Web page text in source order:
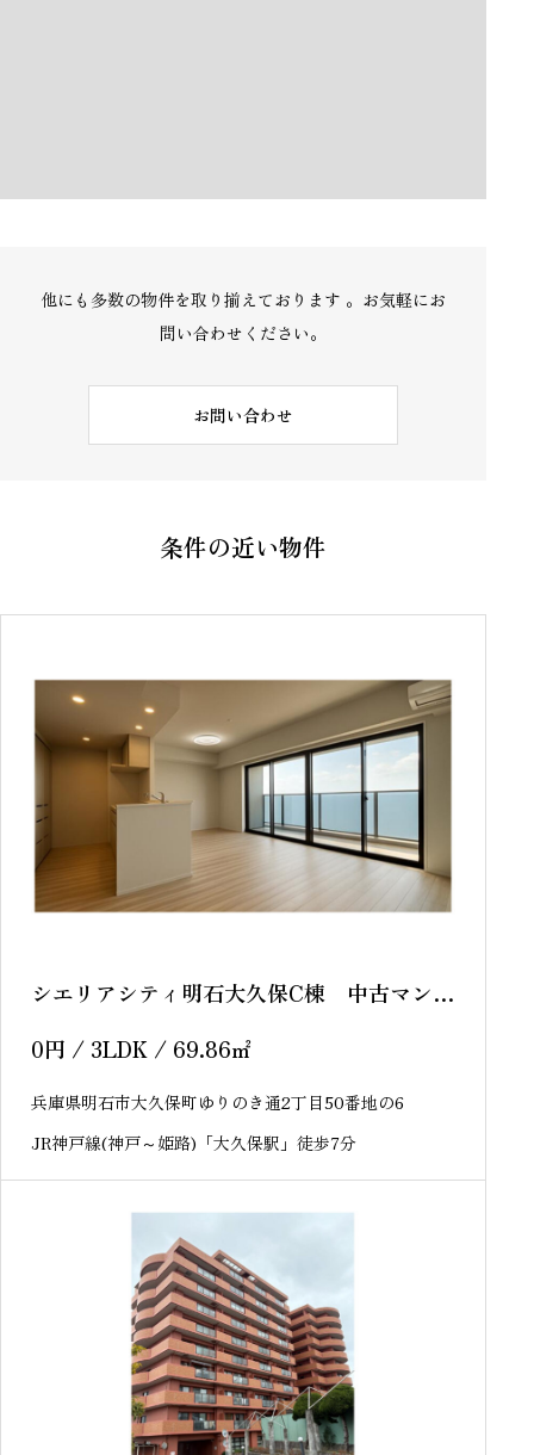
他にも多数の物件を取り揃えております 。お気軽にお
問い合わせください。
お問い合わせ
条件の近い物件
シエリアシティ明石大久保C棟 中古マンシ
0円 / 3LDK / 69.86㎡
兵庫県明石市大久保町ゆりのき通2丁目50番地の6
JR神戸線(神戸～姫路)「大久保駅」徒歩7分